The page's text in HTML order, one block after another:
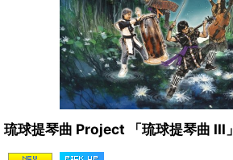
琉球提琴曲 Project 「琉球提琴曲 III」